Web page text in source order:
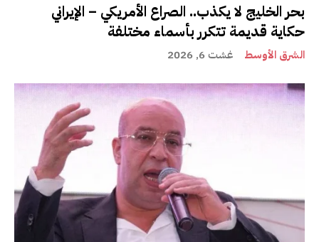
بحر الخليج لا يكذب.. الصراع الأمريكي – الإيراني
حكاية قديمة تتكرر بأسماء مختلفة
الشرق الأوسط غشت 6, 2026